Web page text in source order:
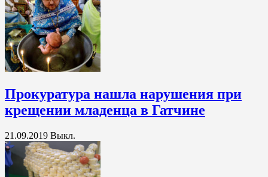
Прокуратура нашла нарушения при
крещении младенца в Гатчине
21.09.2019 Выкл.